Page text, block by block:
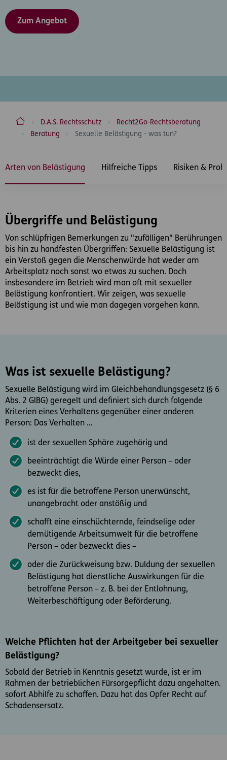
Zum Angebot
ERGO Versicherung Aktiengesellschaft
D.A.S. Rechtsschutz
Recht2Go-Rechtsberatung
Beratung
Sexuelle Belästigung - was tun?
Arten von Belästigung
Hilfreiche Tipps Risiken &
Übergriffe und Belästigung
Von schlüpfrigen Bemerkungen zu "zufälligen" Berührungen
bis hin zu handfesten Übergriffen: Sexuelle Belästigung ist
ein Verstoß gegen die Menschenwürde hat weder am
Arbeitsplatz noch sonst wo etwas zu suchen. Doch
insbesondere im Betrieb wird man oft mit sexueller
Belästigung konfrontiert. Wir zeigen, was sexuelle
Belästigung ist und wie man dagegen vorgehen kann.
Was ist sexuelle Belästigung?
Sexuelle Belästigung wird im Gleichbehandlungsgesetz (§ 6
Abs. 2 GlBG) geregelt und definiert sich durch folgende
Kriterien eines Verhaltens gegenüber einer anderen
Person: Das Verhalten …
ist der sexuellen Sphäre zugehörig und
beeinträchtigt die Würde einer Person – oder
bezweckt dies,
es ist für die betroffene Person unerwünscht,
unangebracht oder anstößig und
schafft eine einschüchternde, feindselige oder
demütigende Arbeitsumwelt für die betroffene
Person – oder bezweckt dies –
oder die Zurückweisung bzw. Duldung der sexuellen
Belästigung hat dienstliche Auswirkungen für die
betroffene Person – z. B. bei der Entlohnung,
Weiterbeschäftigung oder Beförderung.
Welche Pflichten hat der Arbeitgeber bei sexueller
Belästigung?
Sobald der Betrieb in Kenntnis gesetzt wurde, ist er im
Rahmen der betrieblichen Fürsorgepflicht dazu angehalten.
sofort Abhilfe zu schaffen. Dazu hat das Opfer Recht auf
Schadensersatz.